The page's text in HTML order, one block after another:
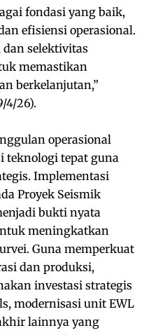
fondasi yang baik,
efisiensi operasional.
selektivitas
memastikan
berkelanjutan,”
4/26).
operasional
teknologi tepat guna
Implementasi
Proyek Seismik
bukti nyata
meningkatkan
Guna memperkuat
dan produksi,
investasi strategis
modernisasi unit EWL
lainnya yang